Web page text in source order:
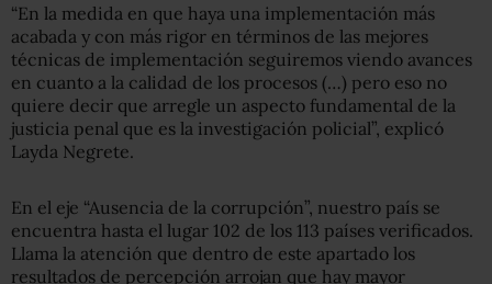
“En la medida en que haya una implementación más
acabada y con más rigor en términos de las mejores
técnicas de implementación seguiremos viendo avances
en cuanto a la calidad de los procesos (…) pero eso no
quiere decir que arregle un aspecto fundamental de la
justicia penal que es la investigación policial”, explicó
Layda Negrete.
En el eje “Ausencia de la corrupción”, nuestro país se
encuentra hasta el lugar 102 de los 113 países verificados.
Llama la atención que dentro de este apartado los
resultados de percepción arrojan que hay mayor